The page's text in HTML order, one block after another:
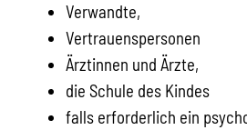
Verwandte,
Vertrauenspersonen
Ärztinnen und Ärzte,
die Schule des Kindes
falls erforderlich ein